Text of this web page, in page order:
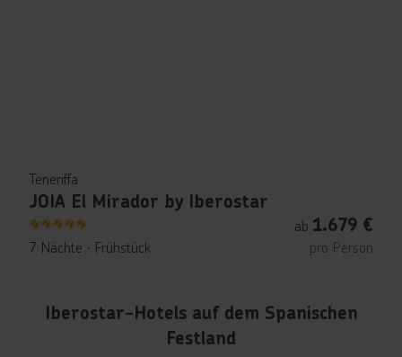
Teneriffa
JOIA El Mirador by Iberostar
5
7 Nächte ∙ Frühstück
ab 1.679 €
pro Person
Iberostar-Hotels auf dem Spanischen
Festland